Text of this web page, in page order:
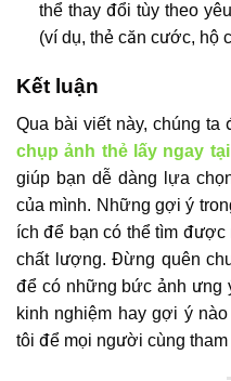
thể thay đổi tùy theo
(ví dụ, thẻ căn cước, hộ
Kết luận
Qua bài viết này, chúng ta
chụp ảnh thẻ lấy ngay
giúp bạn dễ dàng lựa
của mình. Những gợi ý
ích để bạn có thể tìm được
chất lượng. Đừng quên
để có những bức ảnh ưng
kinh nghiệm hay gợi ý
tôi để mọi người cùng tham